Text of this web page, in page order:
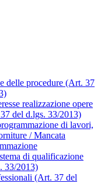
delle procedure (Art. 37
realizzazione opere
del d.lgs. 33/2013)
di lavori,
/ Mancata
di qualificazione
33/2013)
(Art. 37 del